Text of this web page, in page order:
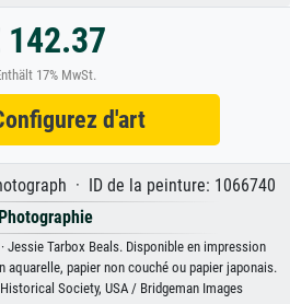
142.37
17% MwSt.
d'art
· ID de la peinture: 1066740
Photographie
Jessie Tarbox Beals. Disponible en impression
papier non couché ou papier japonais.
Society, USA / Bridgeman Images